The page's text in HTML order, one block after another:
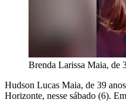
Brenda Larissa Maia, de
Hudson Lucas Maia, de 39
Horizonte, nesse sábado (6).